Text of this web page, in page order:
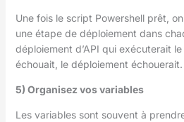
Une fois le script Powershell prêt,
une étape de déploiement dans
déploiement d’API qui exécuterait
échouait, le déploiement échouerait.
5) Organisez vos variables
Les variables sont souvent à